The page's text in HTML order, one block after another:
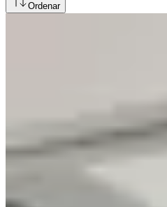
Ordenar